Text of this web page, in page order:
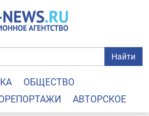
Найти
ОБЩЕСТВО
АВТОРСКОЕ